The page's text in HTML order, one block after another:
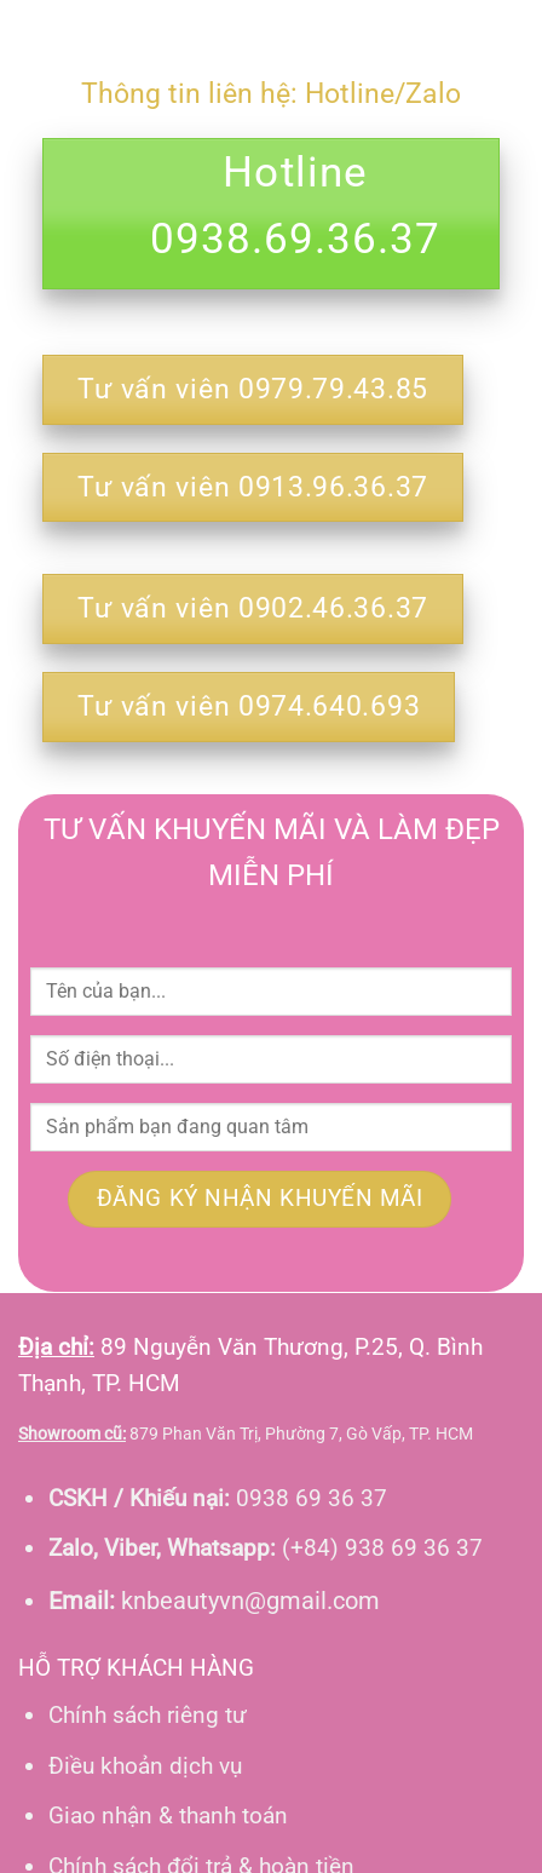
Thông tin liên hệ: Hotline/Zalo
Hotline
0938.69.36.37
Tư vấn viên 0979.79.43.85
Tư vấn viên 0913.96.36.37
Tư vấn viên 0902.46.36.37
Tư vấn viên 0974.640.693
TƯ VẤN KHUYẾN MÃI VÀ LÀM ĐẸP
MIỄN PHÍ
Địa chỉ: 89 Nguyễn Văn Thương, P.25, Q. Bình
Thạnh, TP. HCM
Showroom cũ: 879 Phan Văn Trị, Phường 7, Gò Vấp, TP. HCM
CSKH / Khiếu nại: 0938 69 36 37
Zalo, Viber, Whatsapp: (+84) 938 69 36 37
Email:knbeautyvn@gmail.com
HỖ TRỢ KHÁCH HÀNG
Chính sách riêng tư
Điều khoản dịch vụ
Giao nhận & thanh toán
Chính sách đổi trả & hoàn tiền